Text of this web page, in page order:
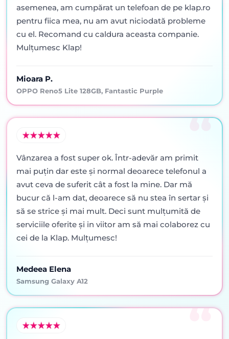
asemenea, am cumpărat un telefoan de pe klap.ro
pentru fiica mea, nu am avut niciodată probleme
cu el. Recomand cu caldura aceasta companie.
Mulțumesc Klap!
Mioara P.
OPPO Reno5 Lite 128GB, Fantastic Purple
Vânzarea a fost super ok. Într-adevăr am primit
mai puţin dar este şi normal deoarece telefonul a
avut ceva de suferit cât a fost la mine. Dar mă
bucur că l-am dat, deoarece să nu stea în sertar şi
să se strice şi mai mult. Deci sunt mulţumită de
serviciile oferite şi in viitor am să mai colaborez cu
cei de la Klap. Mulţumesc!
Medeea Elena
Samsung Galaxy A12